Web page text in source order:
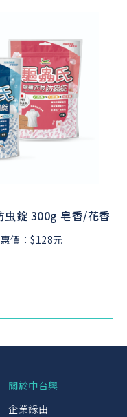
虫錠 300g 皂香/花香
價：$128元
關於中台興
企業緣由